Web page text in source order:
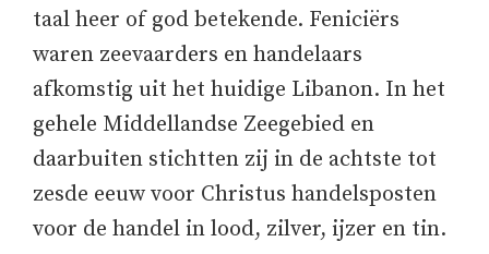
taal heer of god betekende. Feniciërs
waren zeevaarders en handelaars
afkomstig uit het huidige Libanon. In het
gehele Middellandse Zeegebied en
daarbuiten stichtten zij in de achtste tot
zesde eeuw voor Christus handelsposten
voor de handel in lood, zilver, ijzer en tin.